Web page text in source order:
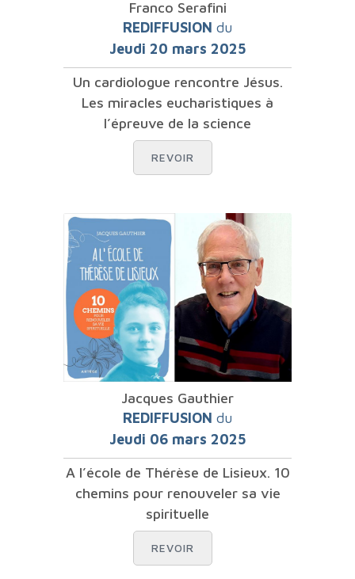
Franco Serafini
REDIFFUSION du
Jeudi 20 mars 2025
Un cardiologue rencontre Jésus.
Les miracles eucharistiques à
l’épreuve de la science
REVOIR
Jacques Gauthier
REDIFFUSION du
Jeudi 06 mars 2025
A l’école de Thérèse de Lisieux. 10
chemins pour renouveler sa vie
spirituelle
REVOIR